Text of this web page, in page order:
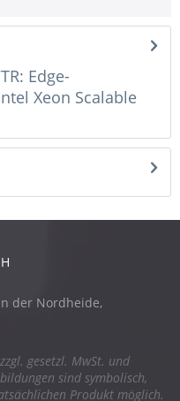
Edge-
Xeon Scalable
der Nordheide,
gesetzl. MwSt. und
sind symbolisch,
Produkt möglich.